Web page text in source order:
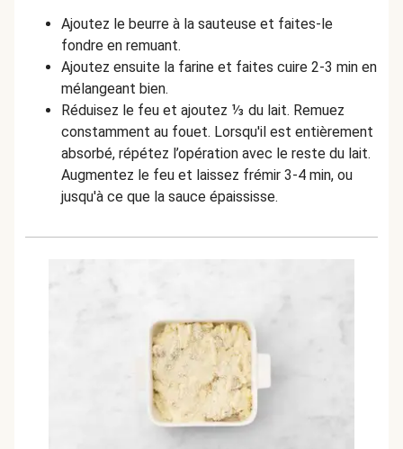
Ajoutez le beurre à la sauteuse et faites-le
fondre en remuant.
Ajoutez ensuite la farine et faites cuire 2-3 min en
mélangeant bien.
Réduisez le feu et ajoutez ⅓ du lait. Remuez
constamment au fouet. Lorsqu'il est entièrement
absorbé, répétez l’opération avec le reste du lait.
Augmentez le feu et laissez frémir 3-4 min, ou
jusqu'à ce que la sauce épaississe.